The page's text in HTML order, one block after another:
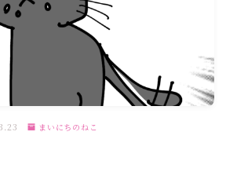
まいにちのねこ